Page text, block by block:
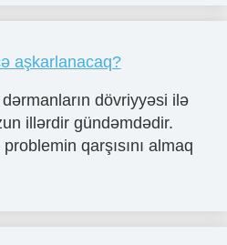
aşkarlanacaq?
dövriyyəsi ilə
illərdir gündəmdədir.
qarşısını almaq